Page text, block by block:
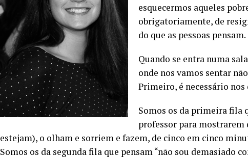
esquecermos aqueles
obrigatoriamente, de
do que as pessoas pensam.
Quando se entra numa
onde nos vamos sentar
Primeiro, é necessário
Somos os da primeira fila
professor para mostrarem
estejam), o olham e sorriem e fazem, de cinco em cinco
Somos os da segunda fila que pensam “não sou demasiado